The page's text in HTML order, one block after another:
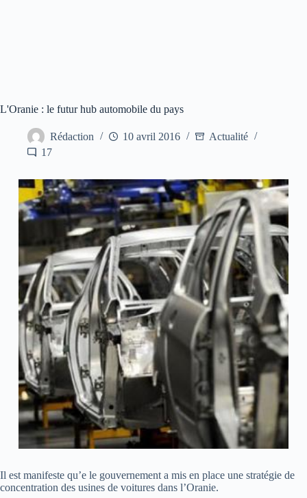
L'Oranie : le futur hub automobile du pays
Rédaction 10 avril 2016
Actualité
17
Il est manifeste qu’e le gouvernement a mis en place une stratégie de
concentration des usines de voitures dans l’Oranie.